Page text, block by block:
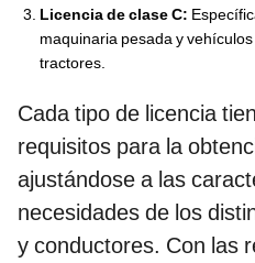
Licencia de clase C:
maquinaria pesada y
tractores.
Cada tipo de licencia
requisitos para la
ajustándose a las
necesidades de los
y conductores. Con las